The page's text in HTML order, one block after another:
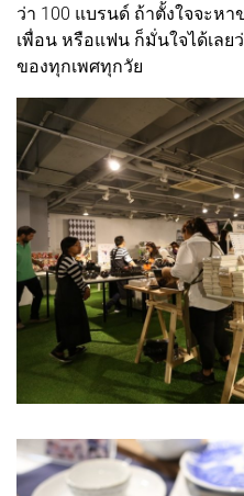
ว่า 100 แบรนด์ ถ้าตั้งใจจะห
เพื่อน หรือแฟน ก็มั่นใจได้เลย
ของทุกเพศทุกวัย